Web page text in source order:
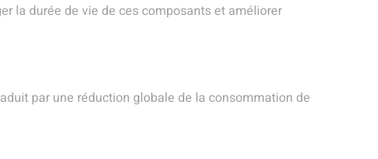
la durée de vie de ces composants et améliorer
par une réduction globale de la consommation de